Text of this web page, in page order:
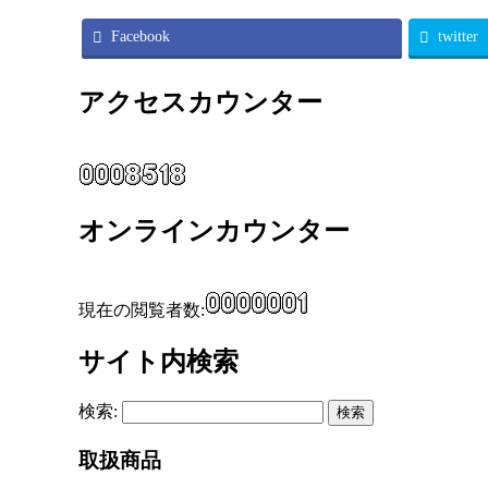
Facebook twitter
アクセスカウンター
オンラインカウンター
現在の閲覧者数:
サイト内検索
検索:
取扱商品